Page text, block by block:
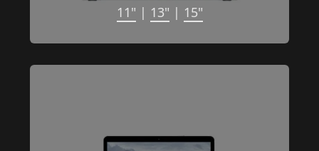
11" | 13" | 15"